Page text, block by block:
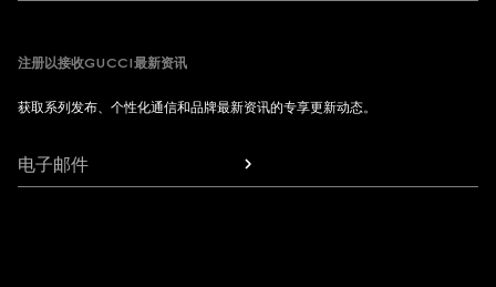
注册以接收GUCCI最新资讯
获取系列发布、个性化通信和品牌最新资讯的专享更新动态。
电子邮件